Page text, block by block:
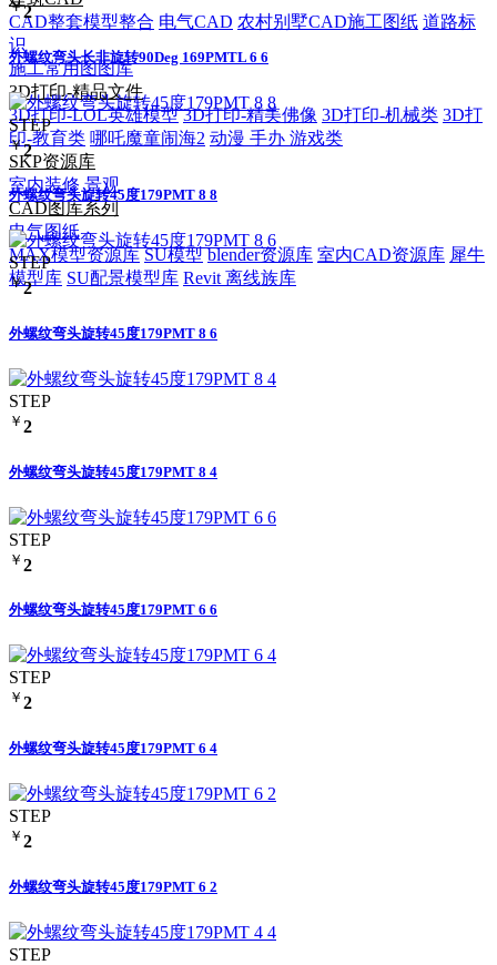
CAD整套模型整合 电气CAD 农村别墅CAD施工图纸 道路标
识
施工常用图图库
3D打印-精品文件
3D打印-LOL英雄模型 3D打印-精美佛像 3D打印-机械类 3D打
印-教育类 哪吒魔童闹海2 动漫 手办 游戏类
SKP资源库
室内装修 景观
CAD图库系列
电气图纸
MAX模型资源库 SU模型 blender资源库 室内CAD资源库 犀牛
模型库 SU配景模型库 Revit 离线族库
￥2
外螺纹弯头长非旋转90Deg 169PMTL 6 6
STEP
￥2
外螺纹弯头旋转45度179PMT 8 8
STEP
￥2
外螺纹弯头旋转45度179PMT 8 6
STEP
￥ 2
外螺纹弯头旋转45度179PMT 8 4
STEP
￥ 2
外螺纹弯头旋转45度179PMT 6 6
STEP
￥ 2
外螺纹弯头旋转45度179PMT 6 4
STEP
￥ 2
外螺纹弯头旋转45度179PMT 6 2
STEP